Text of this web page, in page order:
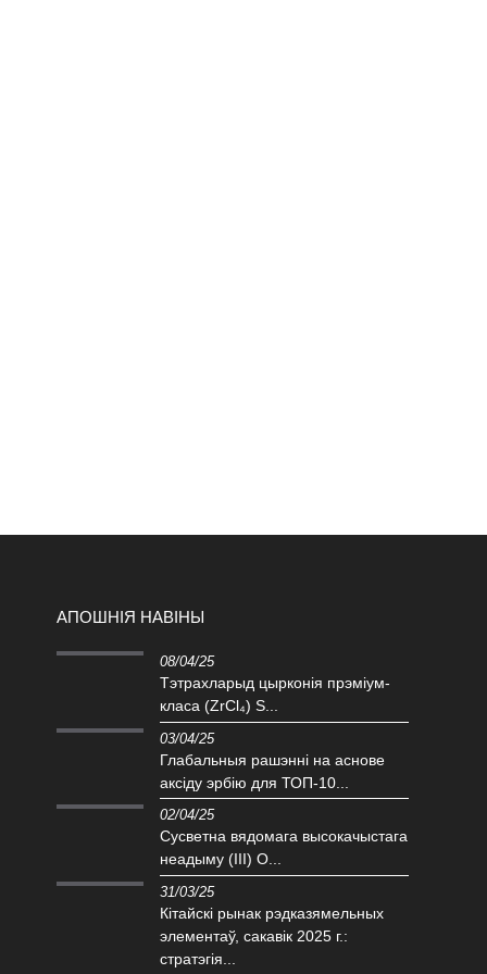
АПОШНІЯ НАВІНЫ
08/04/25
Тэтрахларыд цырконія прэміум-
класа (ZrCl₄) S...
03/04/25
Глабальныя рашэнні на аснове
аксіду эрбію для ТОП-10...
02/04/25
Сусветна вядомага высокачыстага
неадыму (III) O...
31/03/25
Кітайскі рынак рэдказямельных
элементаў, сакавік 2025 г.:
стратэгія...